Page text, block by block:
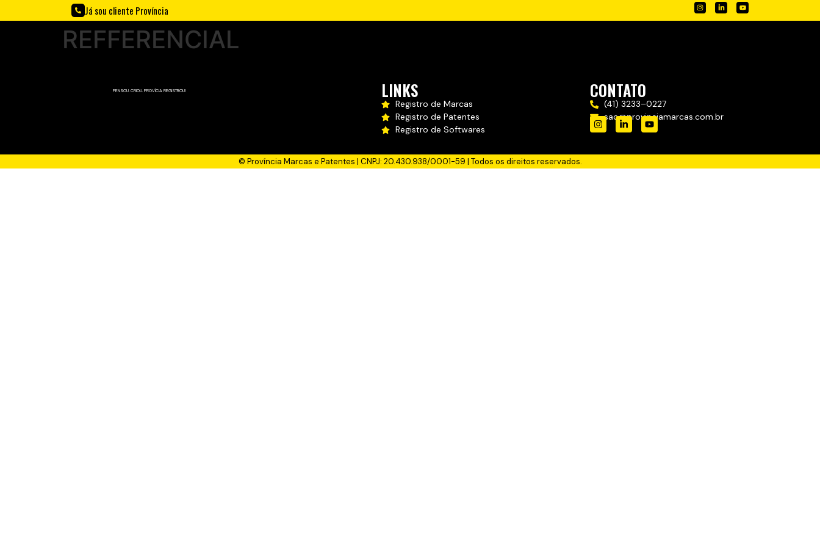
Já sou cliente Província
REFFERENCIAL
PENSOU. CRIOU. PROVÍCIA REGISTROU! LINKS
Registro de Marcas
Registro de Patentes
Registro de Softwares
CONTATO
(41) 3233–0227
sac@provinciamarcas.com.br
© Província Marcas e Patentes | CNPJ: 20.430.938/0001-59 | Todos os direitos reservados.